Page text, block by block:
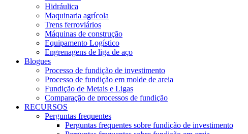
Hidráulica
Maquinaria agrícola
Trens ferroviários
Máquinas de construção
Equipamento Logístico
Engrenagens de liga de aço
Blogues
Processo de fundição de investimento
Processo de fundição em molde de areia
Fundição de Metais e Ligas
Comparação de processos de fundição
RECURSOS
Perguntas frequentes
Perguntas frequentes sobre fundição de investimento